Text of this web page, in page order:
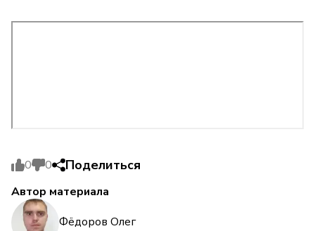
0 0 Поделиться
Автор материала
Фёдоров Олег